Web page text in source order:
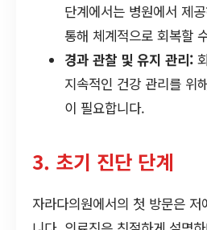
단계에서는 병원에서 제
통해 체계적으로 회복할
경과 관찰 및 유지 관리:
지속적인 건강 관리를 위
이 필요합니다.
3. 초기 진단 단계
자라다의원에서의 첫 방문은